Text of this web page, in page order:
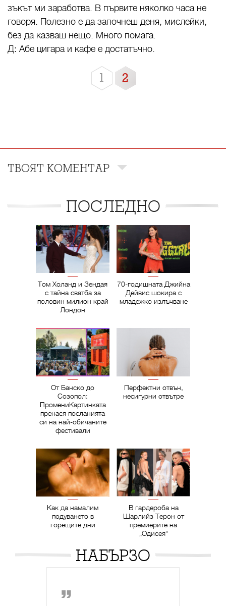
зъкът ми заработва. В първите няколко часа не
говоря. Полезно е да започнеш деня, мислейки,
без да казваш нещо. Много помага.
Д: Абе цигара и кафе е достатъчно.
1 2
ТВОЯТ КОМЕНТАР
ПОСЛЕДНО
Том Холанд и Зендая
с тайна сватба за
половин милион край
Лондон
70-годишната Джийна
Дейвис шокира с
младежко излъчване
От Банско до
Созопол:
ПромениКартинката
пренася посланията
си на най-обичаните
фестивали
Перфектни отвън,
несигурни отвътре
Как да намалим
подуването в
горещите дни
В гардероба на
Шарлийз Терон от
премиерите на
„Одисея“
НАБЪРЗО